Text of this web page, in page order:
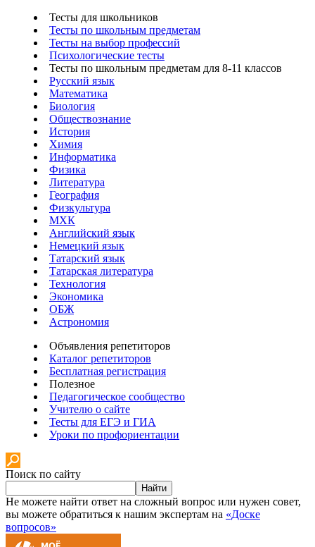
Тесты для школьников
Тесты по школьным предметам
Тесты на выбор профессий
Психологические тесты
Тесты по школьным предметам для 8-11 классов
Русский язык
Математика
Биология
Обществознание
История
Химия
Информатика
Физика
Литература
География
Физкультура
МХК
Английский язык
Немецкий язык
Татарский язык
Татарская литература
Технология
Экономика
ОБЖ
Астрономия
Объявления репетиторов
Каталог репетиторов
Бесплатная регистрация
Полезное
Педагогическое сообщество
Учителю о сайте
Тесты для ЕГЭ и ГИА
Уроки по профориентации
Поиск по сайту
Найти
Не можете найти ответ на сложный вопрос или нужен совет,
вы можете обратиться к нашим экспертам на «Доске
вопросов»